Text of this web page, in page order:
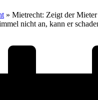
» Mietrecht: Zeigt der
nicht an, kann er